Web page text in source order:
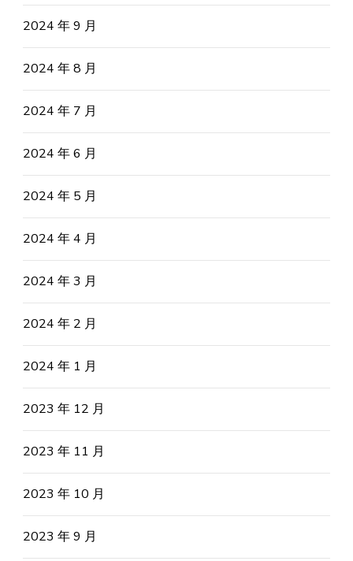
2024 年 9 月
2024 年 8 月
2024 年 7 月
2024 年 6 月
2024 年 5 月
2024 年 4 月
2024 年 3 月
2024 年 2 月
2024 年 1 月
2023 年 12 月
2023 年 11 月
2023 年 10 月
2023 年 9 月